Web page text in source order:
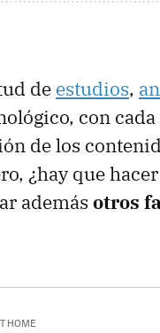
de estudios,
con
de los
¿hay que
además otros
HOME